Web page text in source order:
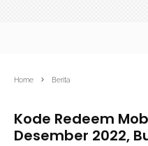
Home Berita
Kode Redeem
Desember 2022,